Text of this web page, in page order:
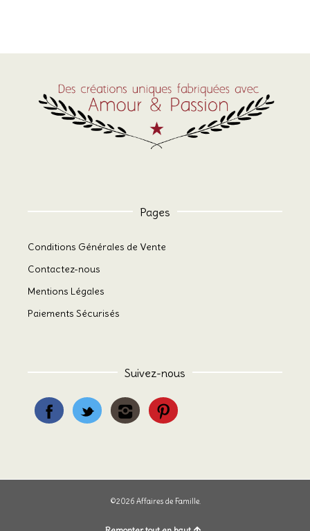
Pages
Conditions Générales de Vente
Contactez-nous
Mentions Légales
Paiements Sécurisés
Suivez-nous
©2026 Affaires de Famille.